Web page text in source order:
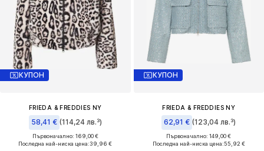
КУПОН
FRIEDA & FREDDIES NY
58,41 € (114,24 лв.³)
Първоначално: 169,00 €
Последна най-ниска цена:39,96 €
КУПОН
FRIEDA & FREDDIES NY
62,91 € (123,04 лв.³)
Първоначално: 149,00 €
Последна най-ниска цена:55,92 €